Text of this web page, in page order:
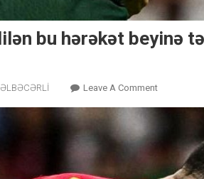
bu hərəkət beyinə
Leave A CommentOn
Hərəkət